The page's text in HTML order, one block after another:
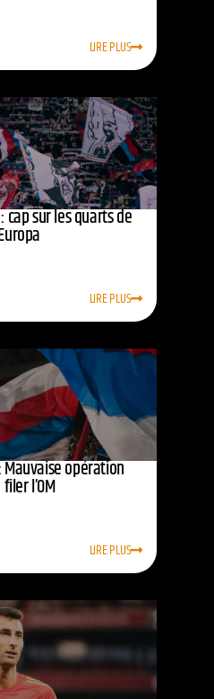
LIRE PLUS
cap sur les quarts de
LIRE PLUS
Mauvaise opération
l’OM
LIRE PLUS